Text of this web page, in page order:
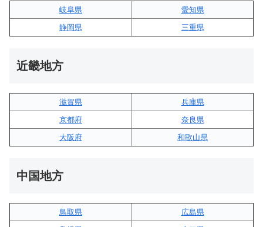
岐阜県
愛知県
静岡県
三重県
近畿地方
滋賀県
兵庫県
京都府
奈良県
大阪府
和歌山県
中国地方
鳥取県
広島県